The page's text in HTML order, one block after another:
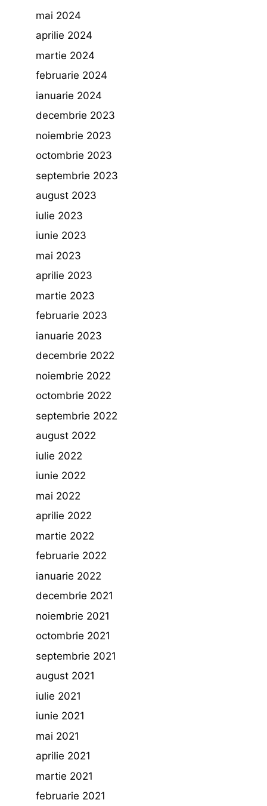
mai 2024
aprilie 2024
martie 2024
februarie 2024
ianuarie 2024
decembrie 2023
noiembrie 2023
octombrie 2023
septembrie 2023
august 2023
iulie 2023
iunie 2023
mai 2023
aprilie 2023
martie 2023
februarie 2023
ianuarie 2023
decembrie 2022
noiembrie 2022
octombrie 2022
septembrie 2022
august 2022
iulie 2022
iunie 2022
mai 2022
aprilie 2022
martie 2022
februarie 2022
ianuarie 2022
decembrie 2021
noiembrie 2021
octombrie 2021
septembrie 2021
august 2021
iulie 2021
iunie 2021
mai 2021
aprilie 2021
martie 2021
februarie 2021